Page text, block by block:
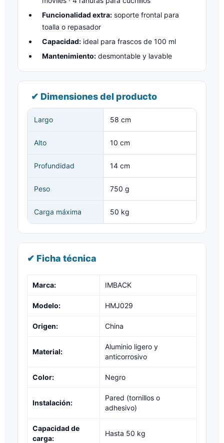
Funcionalidad extra: soporte frontal para
toalla o repasador
Capacidad: ideal para frascos de 100 ml
Mantenimiento: desmontable y lavable
✔ Dimensiones del producto
Largo 58 cm
Alto 10 cm
Profundidad 14 cm
Peso 750 g
Carga máxima 50 kg
✔ Ficha técnica
Marca: IMBACK
Modelo: HMJ029
Origen: China
Material:
Aluminio ligero y
anticorrosivo
Color: Negro
Instalación:
Pared (tornillos o
adhesivo)
Capacidad de
carga:
Hasta 50 kg